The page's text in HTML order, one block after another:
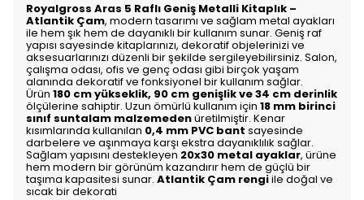
Royalgross Aras 5 Raflı Geniş Metalli Kitaplık –
Atlantik Çam, modern tasarımı ve sağlam metal ayakları
ile hem şık hem de dayanıklı bir kullanım sunar. Geniş raf
yapısı sayesinde kitaplarınızı, dekoratif objelerinizi ve
aksesuarlarınızı düzenli bir şekilde sergileyebilirsiniz. Salon,
çalışma odası, ofis ve genç odası gibi birçok yaşam
alanında dekoratif ve fonksiyonel bir kullanım sağlar.
Ürün 180 cm yükseklik, 90 cm genişlik ve 34 cm derinlik
ölçülerine sahiptir. Uzun ömürlü kullanım için 18 mm birinci
sınıf suntalam malzemedenüretilmiştir. Kenar
kısımlarında kullanılan 0,4 mm PVC bant sayesinde
darbelere ve aşınmaya karşı ekstra dayanıklılık sağlar.
Sağlam yapısını destekleyen 20x30 metal ayaklar, ürüne
hem modern bir görünüm kazandırır hem de güçlü bir
taşıma kapasitesi sunar. Atlantik Çam rengiile doğal ve
sıcak bir dekorati